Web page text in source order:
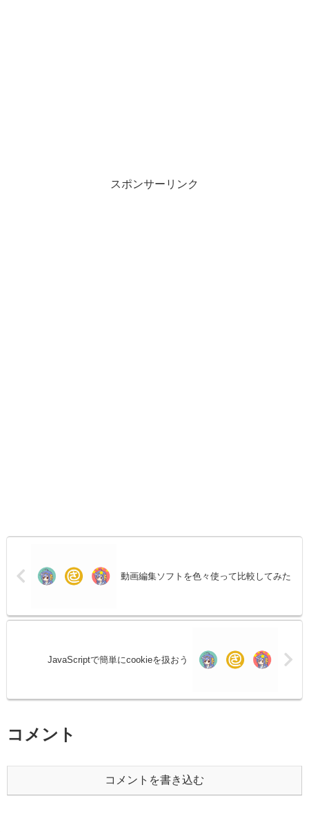
スポンサーリンク
動画編集ソフトを色々使って比較してみた
JavaScriptで簡単にcookieを扱おう
コメント
コメントを書き込む